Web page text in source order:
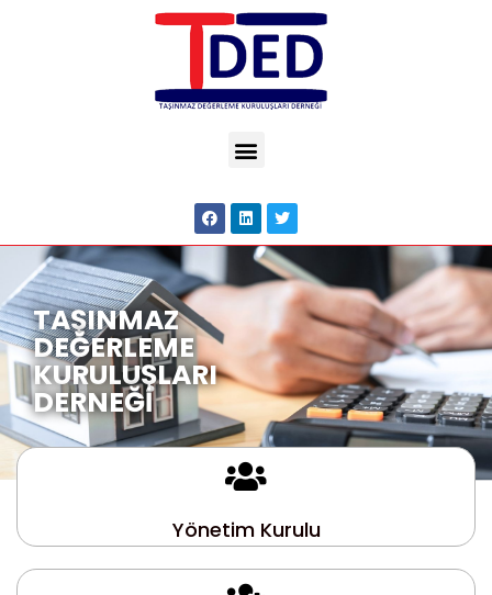
TAŞINMAZ
DEĞERLEME
KURULUŞLARI
DERNEĞİ
Yönetim Kurulu